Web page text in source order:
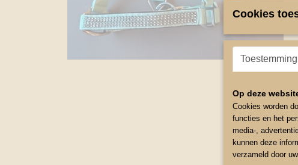
Cookies
Toestemming
Op deze
Cookies worden
functies en het
media-,
kunnen deze
verzameld door